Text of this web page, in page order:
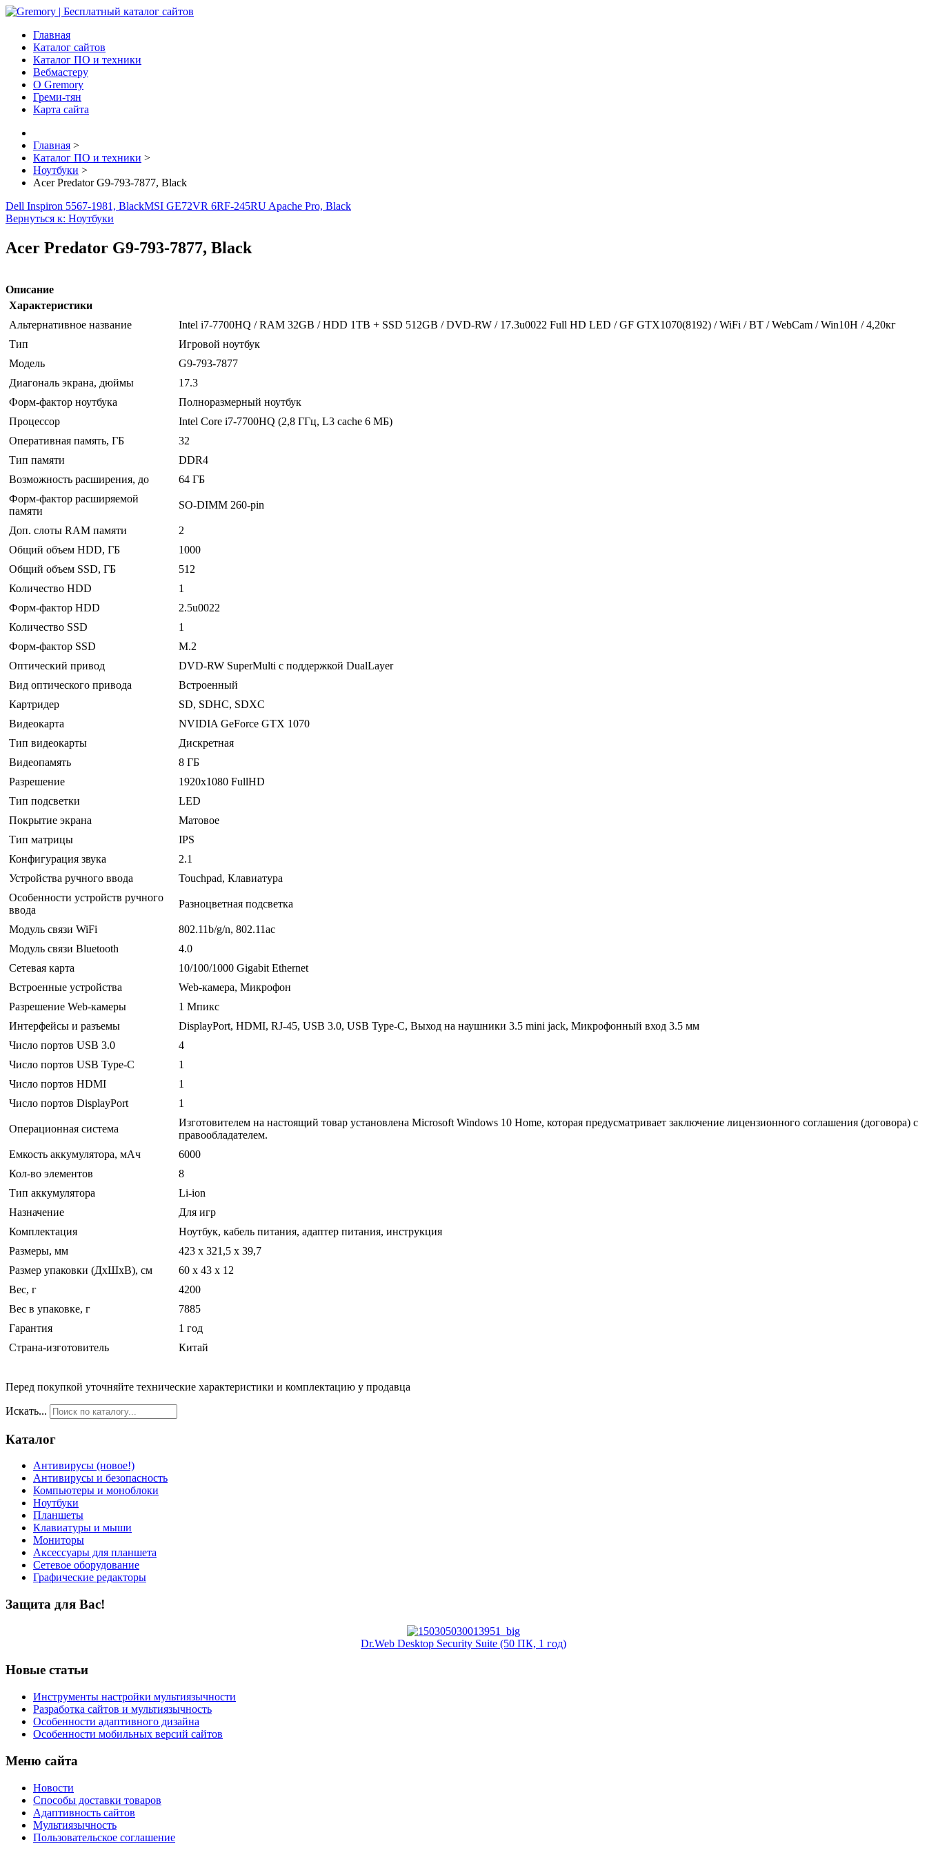
Главная
Каталог сайтов
Каталог ПО и техники
Вебмастеру
О Gremory
Греми-тян
Карта сайта
Главная >
Каталог ПО и техники >
Ноутбуки >
Acer Predator G9-793-7877, Black
Dell Inspiron 5567-1981, BlackMSI GE72VR 6RF-245RU Apache Pro, Black
Вернуться к: Ноутбуки
Acer Predator G9-793-7877, Black
Описание
Характеристики
Альтернативное название
Intel i7-7700HQ / RAM 32GB / HDD 1TB + SSD 512GB / DVD-RW / 17.3u0022 Full HD LED / GF GTX1070(8192) / WiFi / BT / WebCam / Win10H / 4,20кг
Тип
Игровой ноутбук
Модель
G9-793-7877
Диагональ экрана, дюймы
17.3
Форм-фактор ноутбука
Полноразмерный ноутбук
Процессор
Intel Core i7-7700HQ (2,8 ГГц, L3 cache 6 МБ)
Оперативная память, ГБ
32
Тип памяти
DDR4
Возможность расширения, до
64 ГБ
Форм-фактор расширяемой
памяти
SO-DIMM 260-pin
Доп. слоты RAM памяти
2
Общий объем HDD, ГБ
1000
Общий объем SSD, ГБ
512
Количество HDD
1
Форм-фактор HDD
2.5u0022
Количество SSD
1
Форм-фактор SSD
M.2
Оптический привод
DVD-RW SuperMulti с поддержкой DualLayer
Вид оптического привода
Встроенный
Картридер
SD, SDHC, SDXC
Видеокарта
NVIDIA GeForce GTX 1070
Тип видеокарты
Дискретная
Видеопамять
8 ГБ
Разрешение
1920x1080 FullHD
Тип подсветки
LED
Покрытие экрана
Матовое
Тип матрицы
IPS
Конфигурация звука
2.1
Устройства ручного ввода
Touchpad, Клавиатура
Особенности устройств ручного
ввода
Разноцветная подсветка
Модуль связи WiFi
802.11b/g/n, 802.11ac
Модуль связи Bluetooth
4.0
Сетевая карта
10/100/1000 Gigabit Ethernet
Встроенные устройства
Web-камера, Микрофон
Разрешение Web-камеры
1 Мпикс
Интерфейсы и разъемы
DisplayPort, HDMI, RJ-45, USB 3.0, USB Type-C, Выход на наушники 3.5 mini jack, Микрофонный вход 3.5 мм
Число портов USB 3.0
4
Число портов USB Type-C
1
Число портов HDMI
1
Число портов DisplayPort
1
Операционная система
Изготовителем на настоящий товар установлена Microsoft Windows 10 Home, которая предусматривает заключение лицензионного соглашения (договора) с
правообладателем.
Емкость аккумулятора, мАч
6000
Кол-во элементов
8
Тип аккумулятора
Li-ion
Назначение
Для игр
Комплектация
Ноутбук, кабель питания, адаптер питания, инструкция
Размеры, мм
423 x 321,5 x 39,7
Размер упаковки (ДхШхВ), см
60 x 43 x 12
Вес, г
4200
Вес в упаковке, г
7885
Гарантия
1 год
Страна-изготовитель
Китай
Перед покупкой уточняйте технические характеристики и комплектацию у продавца
Искать...
Каталог
Антивирусы (новое!)
Антивирусы и безопасность
Компьютеры и моноблоки
Ноутбуки
Планшеты
Клавиатуры и мыши
Мониторы
Аксессуары для планшета
Сетевое оборудование
Графические редакторы
Защита для Вас!
Dr.Web Desktop Security Suite (50 ПК, 1 год)
Новые статьи
Инструменты настройки мультиязычности
Разработка сайтов и мультиязычность
Особенности адаптивного дизайна
Особенности мобильных версий сайтов
Меню сайта
Новости
Способы доставки товаров
Адаптивность сайтов
Мультиязычность
Пользовательское соглашение